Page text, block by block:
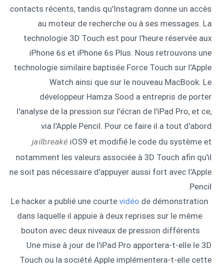
contacts récents, tandis qu'Instagram donne un accès
au moteur de recherche ou à ses messages. La
technologie 3D Touch est pour l'heure réservée aux
iPhone 6s et iPhone 6s Plus. Nous retrouvons une
technologie similaire baptisée Force Touch sur l'Apple
Watch ainsi que sur le nouveau MacBook. Le
développeur Hamza Sood a entrepris de porter
l'analyse de la pression sur l'écran de l'iPad Pro, et ce,
via l'Apple Pencil. Pour ce faire il a tout d'abord
jailbreaké iOS9 et modifié le code du système et
notamment les valeurs associée à 3D Touch afin qu'il
ne soit pas nécessaire d'appuyer aussi fort avec l'Apple
Pencil.
Le hacker a publié une courte vidéo de démonstration
dans laquelle il appuie à deux reprises sur le même
bouton avec deux niveaux de pression différents.
Une mise à jour de l'iPad Pro apportera-t-elle le 3D
Touch ou la société Apple implémentera-t-elle cette